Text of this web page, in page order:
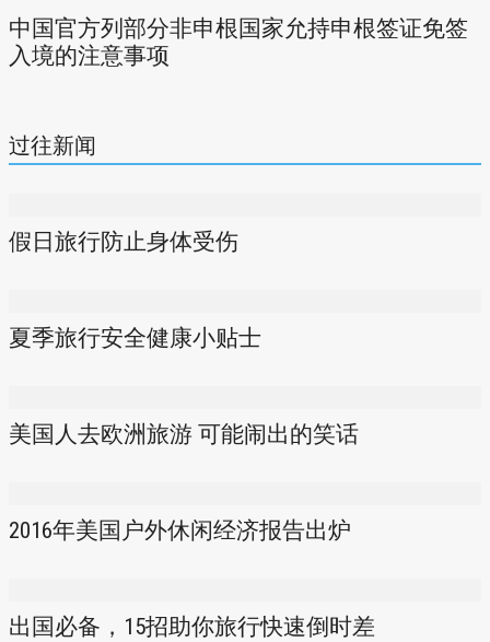
中国官方列部分非申根国家允持申根签证免签
入境的注意事项
过往新闻
假日旅行防止身体受伤
夏季旅行安全健康小贴士
美国人去欧洲旅游 可能闹出的笑话
2016年美国户外休闲经济报告出炉
出国必备，15招助你旅行快速倒时差